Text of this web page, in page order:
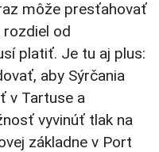
môže presťahovať
rozdiel od
platiť. Je tu aj plus:
aby Sýrčania
v Tartuse a
vyvinúť tlak na
základne v Port